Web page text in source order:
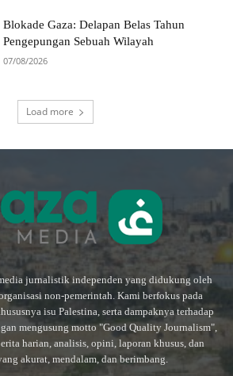
Blokade Gaza: Delapan Belas Tahun
Pengepungan Sebuah Wilayah
07/08/2026
Load more
jurnalistik independen yang didukung oleh
non-pemerintah. Kami berfokus pada
isu Palestina, serta dampaknya terhadap
mengusung motto "Good Quality Journalism",
harian, analisis, opini, laporan khusus, dan
akurat, mendalam, dan berimbang.